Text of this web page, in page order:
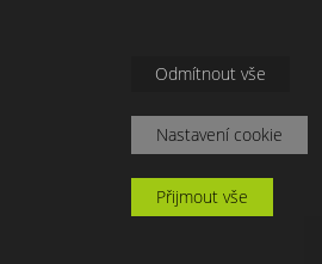
Odmítnout vše
Nastavení cookie
Přijmout vše